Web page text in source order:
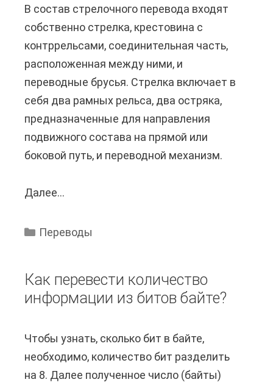
а
н
к
?
ь
е
с
л
и
п
е
р
е
ч
н
е
е
р
е
В состав стрелочного перевода входят
собственно стрелка, крестовина с
контррельсами, соединительная часть,
расположенная между ними, и
переводные брусья. Стрелка включает в
себя два рамных рельса, два остряка,
предназначенные для направления
подвижного состава на прямой или
боковой путь, и переводной механизм.
Далее...
к
р
е
о
д
и
Переводы
Как перевести количество
информации из битов байте?
Чтобы узнать, сколько бит в байте,
необходимо, количество бит разделить
на 8. Далее полученное число (байты)